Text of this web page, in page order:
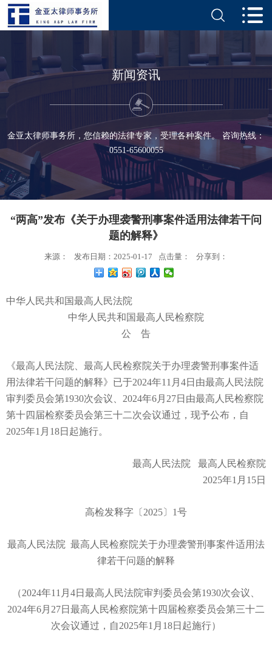
新闻资讯
金亚太律师事务所，您信赖的法律专家，受理各种案件。 咨询热线：
0551-65600055
“两高”发布《关于办理袭警刑事案件适用法律若干问
题的解释》
来源： 发布日期：2025-01-17 点击量： 分享到：
中华人民共和国最高人民法院
中华人民共和国最高人民检察院
公 告
《最高人民法院、最高人民检察院关于办理袭警刑事案件适
用法律若干问题的解释》已于2024年11月4日由最高人民法院
审判委员会第1930次会议、2024年6月27日由最高人民检察院
第十四届检察委员会第三十二次会议通过，现予公布，自
2025年1月18日起施行。
最高人民法院 最高人民检察院
2025年1月15日
高检发释字〔2025〕1号
最高人民法院 最高人民检察院关于办理袭警刑事案件适用法
律若干问题的解释
（2024年11月4日最高人民法院审判委员会第1930次会议、
2024年6月27日最高人民检察院第十四届检察委员会第三十二
次会议通过，自2025年1月18日起施行）